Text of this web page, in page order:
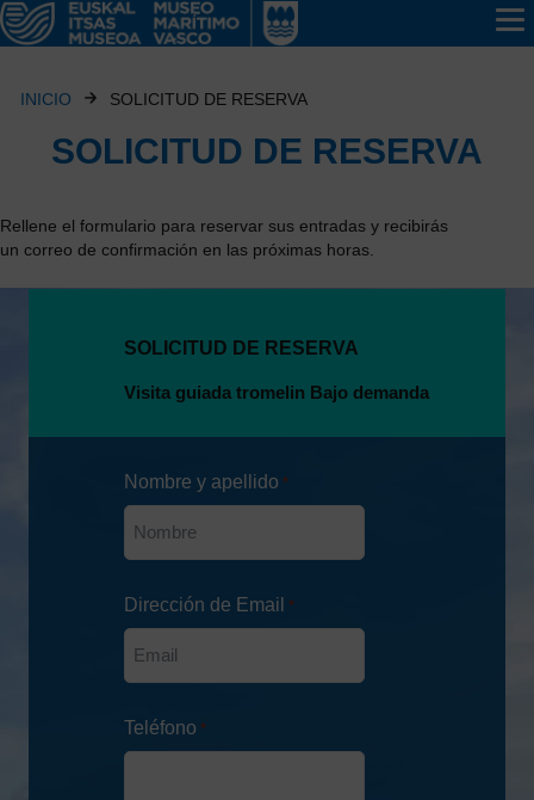
INICIO SOLICITUD DE RESERVA
SOLICITUD DE RESERVA
Rellene el formulario para reservar sus entradas y recibirás
un correo de confirmación en las próximas horas.
SOLICITUD DE RESERVA
Nombre y apellido *
Dirección de Email *
Teléfono *